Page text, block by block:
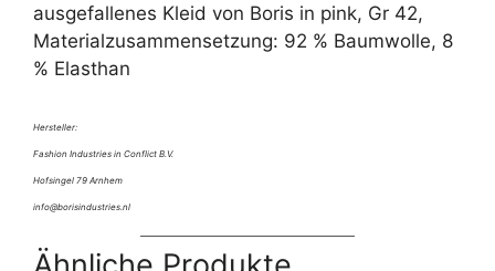
ausgefallenes Kleid von Boris in pink, Gr 42,
Materialzusammensetzung: 92 % Baumwolle, 8
% Elasthan
Hersteller:
Fashion Industries in Conflict B.V.
Hofsingel 79 Arnhem
info@borisindustries.nl